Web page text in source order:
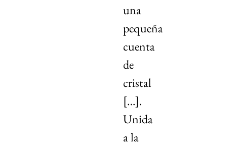
una
pequeña
cuenta
de
cristal
[…].
Unida
a la